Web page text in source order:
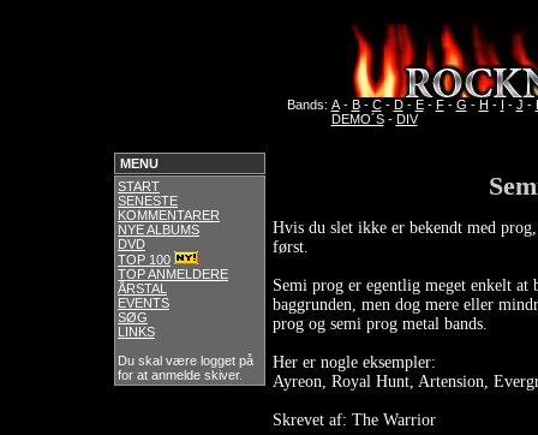
Bands: A- B- C- D- E- F- G - H - I - J -
DEMO´S- DIV
MENU
START
SENESTE
KOMMENTARER
NYE ALBUMS
DVD
TOP 100
TOP ANMELDERE
ÅRSTAL
EVENTS
SØG
LINKS
Du skal være logget på
for at anmelde skiver.
Hvis du slet ikke er bekendt med
først.
Semi prog er egentlig meget enkelt at
baggrunden, men dog mere eller
prog og semi prog metal bands.
Her er nogle eksempler:
Ayreon, Royal Hunt, Artension,
Skrevet af: The Warrior